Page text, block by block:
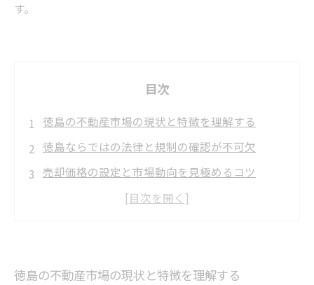
す。
目次
徳島の不動産市場の現状と特徴を理解する
徳島ならではの法律と規制の確認が不可欠
売却価格の設定と市場動向を見極めるコツ
信頼できる不動産会社選びと円滑な売却の進め
ポイント
徳島の不動産市場の現状と特徴を理解する